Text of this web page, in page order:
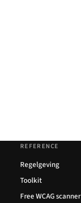
REFERENCE
Regelgeving
Toolkit
Free WCAG scanner